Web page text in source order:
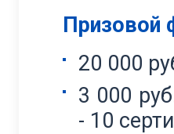
Призовой
20 000
3 000
- 10